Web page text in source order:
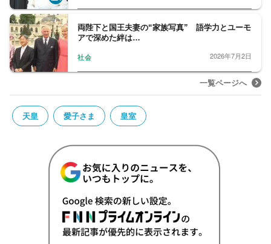
両陛下と国王夫妻の“家族写真” 語学力とユーモ
アで深めた絆は…
社会 2026年7月2日
一覧ページへ
天皇 愛子さま 皇室